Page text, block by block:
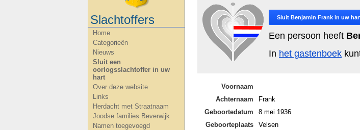
Slachtoffers
Home
Categorieën
Nieuws
Sluit een
oorlogsslachtoffer in uw
hart
Over deze website
Links
Herdacht met Straatnaam
Joodse families Beverwijk
Namen toegevoegd
Sluit Benjamin Frank in uw
Een persoon heeft
In het gastenboek
Voornaam
Achternaam
Frank
Geboortedatum
8 mei 1936
Geboorteplaats
Velsen